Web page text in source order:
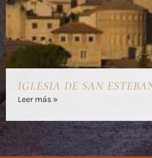
IGLESIA DE SAN
Leer más »